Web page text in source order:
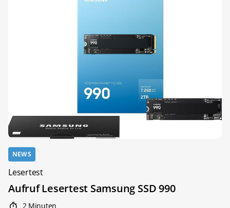
NEWS
Lesertest
Aufruf Lesertest Samsung SSD 990
2 Minuten